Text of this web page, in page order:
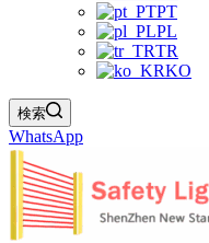
PT
PL
TR
KO
検索
WhatsApp